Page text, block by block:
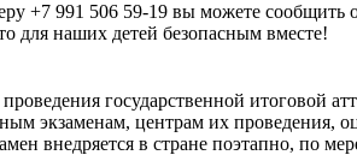
991 506 59-19 вы можете сообщить
для наших детей безопасным вместе!
государственной итоговой
экзаменам, центрам их
внедряется в стране поэтапно, по